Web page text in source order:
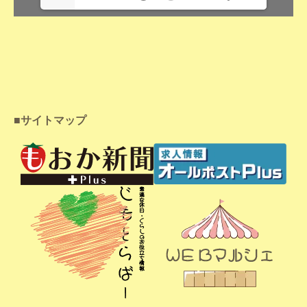
■サイトマップ